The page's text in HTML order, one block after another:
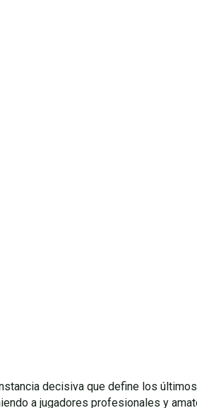
decisiva que define los
a jugadores profesionales y